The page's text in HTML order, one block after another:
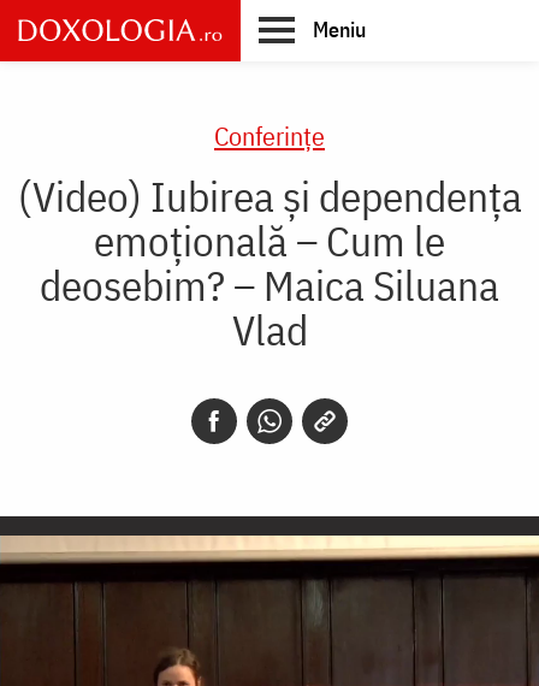
Skip
to
main
Meniu
Conferințe
(Video) Iubirea și dependența
emoțională – Cum le
deosebim? – Maica Siluana
Vlad